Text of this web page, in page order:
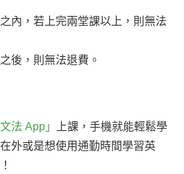
內，若上完兩堂課以上，則無法
後，則無法退費。
法 App」
上課，手機就能輕鬆學
外或是想使用通勤時間學習英